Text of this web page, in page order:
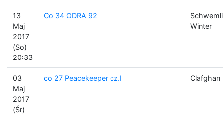
13
Maj
2017
(So)
20:33
Co 34 ODRA 92
Winter
03
Maj
2017
(Śr)
co 27 Peacekeeper cz.I Clafghan